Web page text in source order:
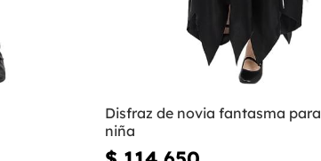
Disfraz de novia fantasma para
niña